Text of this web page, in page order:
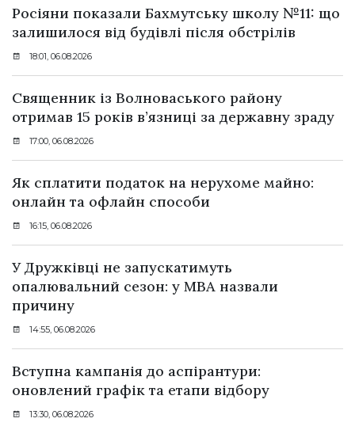
Росіяни показали Бахмутську школу №11: що
залишилося від будівлі після обстрілів
18:01, 06.08.2026
Священник із Волноваського району
отримав 15 років в’язниці за державну зраду
17:00, 06.08.2026
Як сплатити податок на нерухоме майно:
онлайн та офлайн способи
16:15, 06.08.2026
У Дружківці не запускатимуть
опалювальний сезон: у МВА назвали
причину
14:55, 06.08.2026
Вступна кампанія до аспірантури:
оновлений графік та етапи відбору
13:30, 06.08.2026